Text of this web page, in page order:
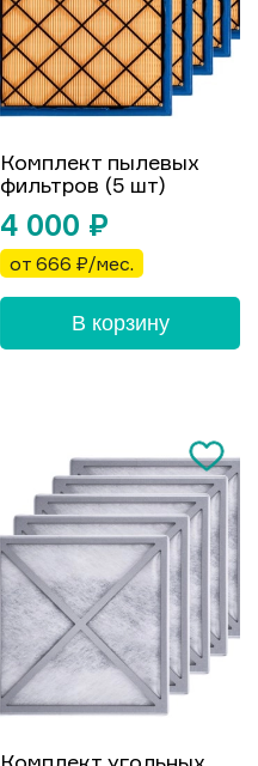
Комплект пылевых
фильтров (5 шт)
4 000 ₽
от 666 ₽/мес.
В корзину